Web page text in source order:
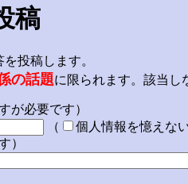
稿
投稿します。
の話題に限られます。該当し
が必要です）
（
個人情報を憶えな
）